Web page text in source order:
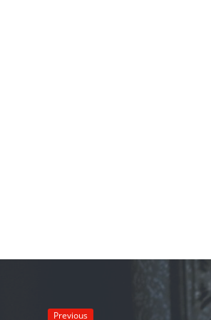
Previous